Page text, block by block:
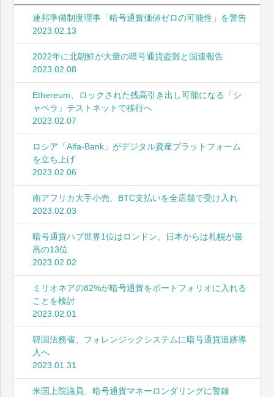
連邦準備制度理事「暗号通貨価値ゼロの可能性」を警告
2023.02.13
2022年に北朝鮮が大量の暗号通貨盗難と国連報告
2023.02.08
Ethereum、ロックされた残高引き出し可能になる「シ
ャペラ」テストネットで移行へ
2023.02.07
ロシア「Alfa-Bank」がデジタル資産プラットフォーム
を立ち上げ
2023.02.06
南アフリカ大手小売、BTC支払いを全店舗で受け入れ
2023.02.03
暗号通貨ハブ世界1位はロンドン、日本からは札幌が最
高の13位
2023.02.02
ミリオネアの82%が暗号通貨をポートフォリオに入れる
ことを検討
2023.02.01
韓国法務省、フォレンジックシステムに暗号通貨追跡導
入へ
2023.01.31
米国上院議員、暗号通貨マネーロンダリングに警鐘